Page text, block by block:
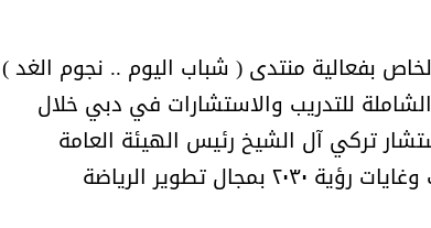
بفعالية منتدى ( شباب اليوم .. نجوم الغد )
للتدريب والاستشارات في دبي خلال
رعاية معالي المستشار تركي آل الشيخ رئيس الهيئة العامة
للرياضة . ويأتي هذا المنتدى في إطار تحقيق أهداف وغايات رؤية ٢٠٣٠ بمجال تطوير الرياضة